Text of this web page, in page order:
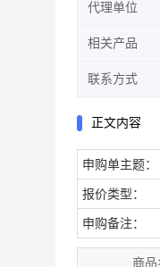
代理单位
相关产品
联系方式
正文内容
申购单主题：
报价类型：
申购备注：
商